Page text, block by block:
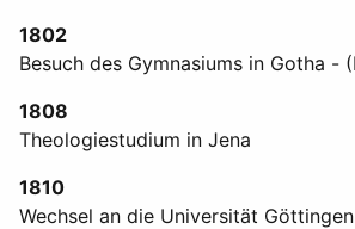
1802
Besuch des Gymnasiums in Gotha -
1808
Theologiestudium in Jena
1810
Wechsel an die Universität